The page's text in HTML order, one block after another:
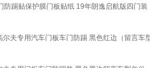
踢贴保护膜门板贴纸 19年朗逸启航版四门装
夫专用汽车门板车门防踢 黑色红边（留言车